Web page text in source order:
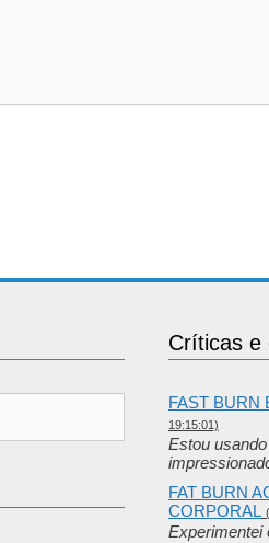
Críticas e
FAST BURN
19:15:01)
Estou
FAT BURN
CORPORAL
Experimentei